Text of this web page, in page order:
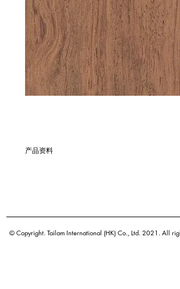
产品资料
原产地
© Copyright. Tailam International (HK) Co., Ltd. 2021. All